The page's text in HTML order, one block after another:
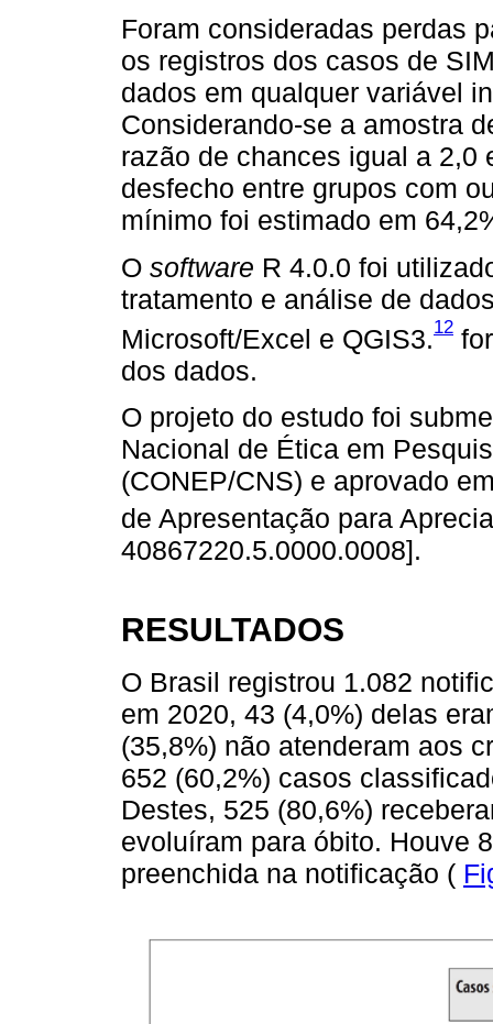
Foram consideradas perdas
os registros dos casos de
dados em qualquer variável
Considerando-se a amostra
razão de chances igual a 2,0
desfecho entre grupos com
mínimo foi estimado em
O software R 4.0.0 foi
tratamento e análise de
Microsoft/Excel e QGIS3.12
dos dados.
O projeto do estudo foi
Nacional de Ética em
(CONEP/CNS) e aprovado
de Apresentação para
40867220.5.0000.0008].
RESULTADOS
O Brasil registrou 1.082
em 2020, 43 (4,0%) delas
(35,8%) não atenderam aos
652 (60,2%) casos
Destes, 525 (80,6%)
evoluíram para óbito. Houve
preenchida na notificação (